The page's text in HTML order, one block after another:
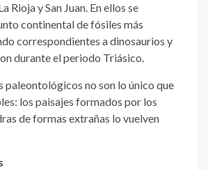
Rioja y San Juan. En ellos se
continental de fósiles más
correspondientes a dinosaurios y
durante el periodo Triásico.
paleontológicos no son lo único que
los paisajes formados por los
de formas extrañas lo vuelven